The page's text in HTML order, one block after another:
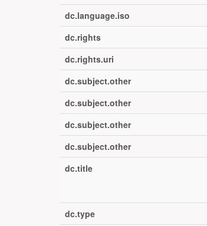
dc.language.iso
dc.rights
dc.rights.uri
dc.subject.other
dc.subject.other
dc.subject.other
dc.subject.other
dc.title
dc.type